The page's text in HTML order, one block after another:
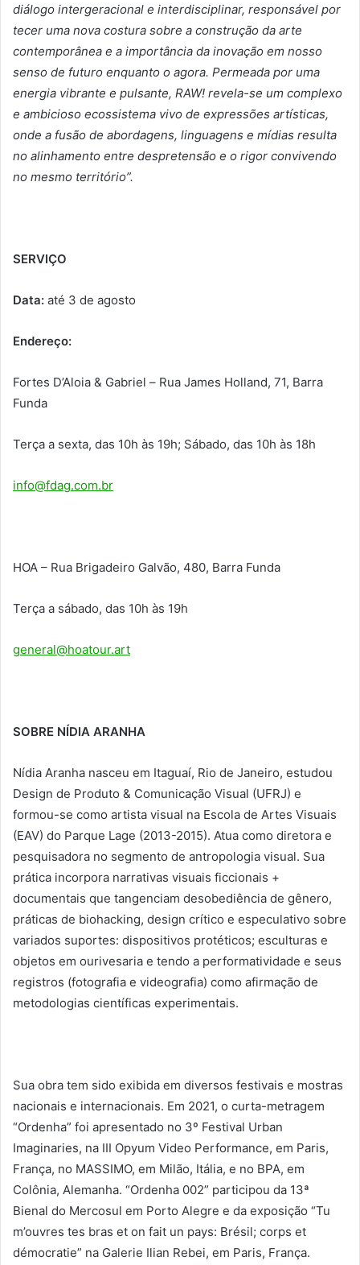
diálogo intergeracional e interdisciplinar, responsável por
tecer uma nova costura sobre a construção da arte
contemporânea e a importância da inovação em nosso
senso de futuro enquanto o agora. Permeada por uma
energia vibrante e pulsante, RAW! revela-se um complexo
e ambicioso ecossistema vivo de expressões artísticas,
onde a fusão de abordagens, linguagens e mídias resulta
no alinhamento entre despretensão e o rigor convivendo
no mesmo território”.
SERVIÇO
Data: até 3 de agosto
Endereço:
Fortes D’Aloia & Gabriel – Rua James Holland, 71, Barra
Funda
Terça a sexta, das 10h às 19h; Sábado, das 10h às 18h
info@fdag.com.br
HOA – Rua Brigadeiro Galvão, 480, Barra Funda
Terça a sábado, das 10h às 19h
general@hoatour.art
SOBRE NÍDIA ARANHA
Nídia Aranha nasceu em Itaguaí, Rio de Janeiro, estudou
Design de Produto & Comunicação Visual (UFRJ) e
formou-se como artista visual na Escola de Artes Visuais
(EAV) do Parque Lage (2013-2015). Atua como diretora e
pesquisadora no segmento de antropologia visual. Sua
prática incorpora narrativas visuais ficcionais +
documentais que tangenciam desobediência de gênero,
práticas de biohacking, design crítico e especulativo sobre
variados suportes: dispositivos protéticos; esculturas e
objetos em ourivesaria e tendo a performatividade e seus
registros (fotografia e videografia) como afirmação de
metodologias científicas experimentais.
Sua obra tem sido exibida em diversos festivais e mostras
nacionais e internacionais. Em 2021, o curta-metragem
“Ordenha” foi apresentado no 3º Festival Urban
Imaginaries, na III Opyum Video Performance, em Paris,
França, no MASSIMO, em Milão, Itália, e no BPA, em
Colônia, Alemanha. “Ordenha 002” participou da 13ª
Bienal do Mercosul em Porto Alegre e da exposição “Tu
m’ouvres tes bras et on fait un pays: Brésil; corps et
démocratie” na Galerie Ilian Rebei, em Paris, França.